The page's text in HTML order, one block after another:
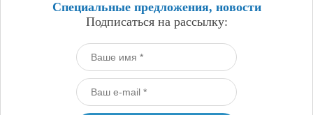
Специальные предложения, новости
Подписаться на рассылку: